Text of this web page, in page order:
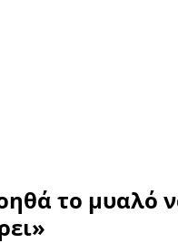
το μυαλό